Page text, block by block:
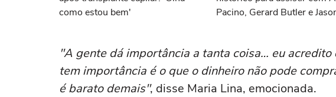
como estou bem'
Pacino, Gerard Butler e
"A gente dá importância a tanta coisa… eu acredito
tem importância é o que o dinheiro não pode
é barato demais", disse Maria Lina, emocionada.